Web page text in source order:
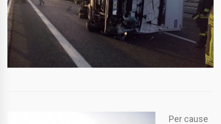
Per cause